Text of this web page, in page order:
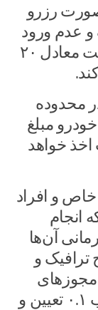
رزرو
و عدم ورود
در محدوده مذکور، نسبت به دریافت معادل ۲۰
محدوده
مبلغ
اخذ خواهد
خاص و افراد
انجام
آن‌ها
و
ورودی در کل سال با اعمال ضریب ۰.۱ تعیین و